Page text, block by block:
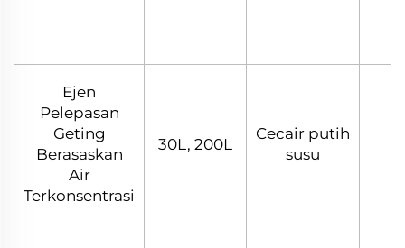
Ejen
Pelepasan
Geting
Berasaskan
Air
Terkonsentrasi
30L, 200L
Cecair putih
susu